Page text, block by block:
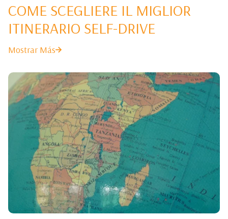
COME SCEGLIERE IL MIGLIOR
ITINERARIO SELF-DRIVE
Mostrar Más